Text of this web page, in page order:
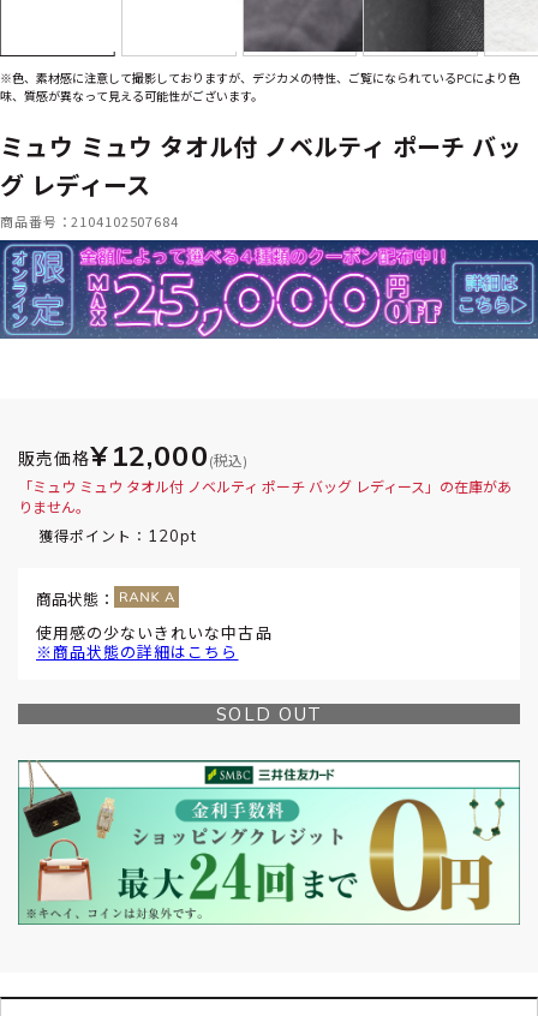
※色、素材感に注意して撮影しておりますが、デジカメの特性、ご覧になられているPCにより色
味、質感が異なって見える可能性がございます。
ミュウ ミュウ タオル付 ノベルティ ポーチ バッ
グ レディース
商品番号：2104102507684
販売価格¥12,000 (税込)
「ミュウ ミュウ タオル付 ノベルティ ポーチ バッグ レディース」の在庫があ
りません。
獲得ポイント： 120pt
商品状態：
使用感の少ないきれいな中古品
※商品状態の詳細はこちら
SOLD OUT